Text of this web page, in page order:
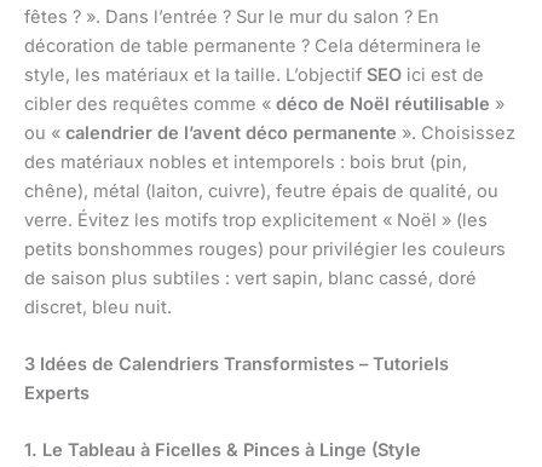
fêtes ? ». Dans l’entrée ? Sur le mur du salon ? En
décoration de table permanente ? Cela déterminera le
style, les matériaux et la taille. L’objectif SEO ici est de
cibler des requêtes comme « déco de Noël réutilisable »
ou « calendrier de l’avent déco permanente ». Choisissez
des matériaux nobles et intemporels : bois brut (pin,
chêne), métal (laiton, cuivre), feutre épais de qualité, ou
verre. Évitez les motifs trop explicitement « Noël » (les
petits bonshommes rouges) pour privilégier les couleurs
de saison plus subtiles : vert sapin, blanc cassé, doré
discret, bleu nuit.
3 Idées de Calendriers Transformistes – Tutoriels
Experts
1. Le Tableau à Ficelles & Pinces à Linge (Style